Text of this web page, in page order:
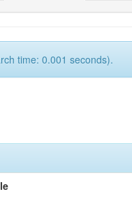
time: 0.001 seconds).